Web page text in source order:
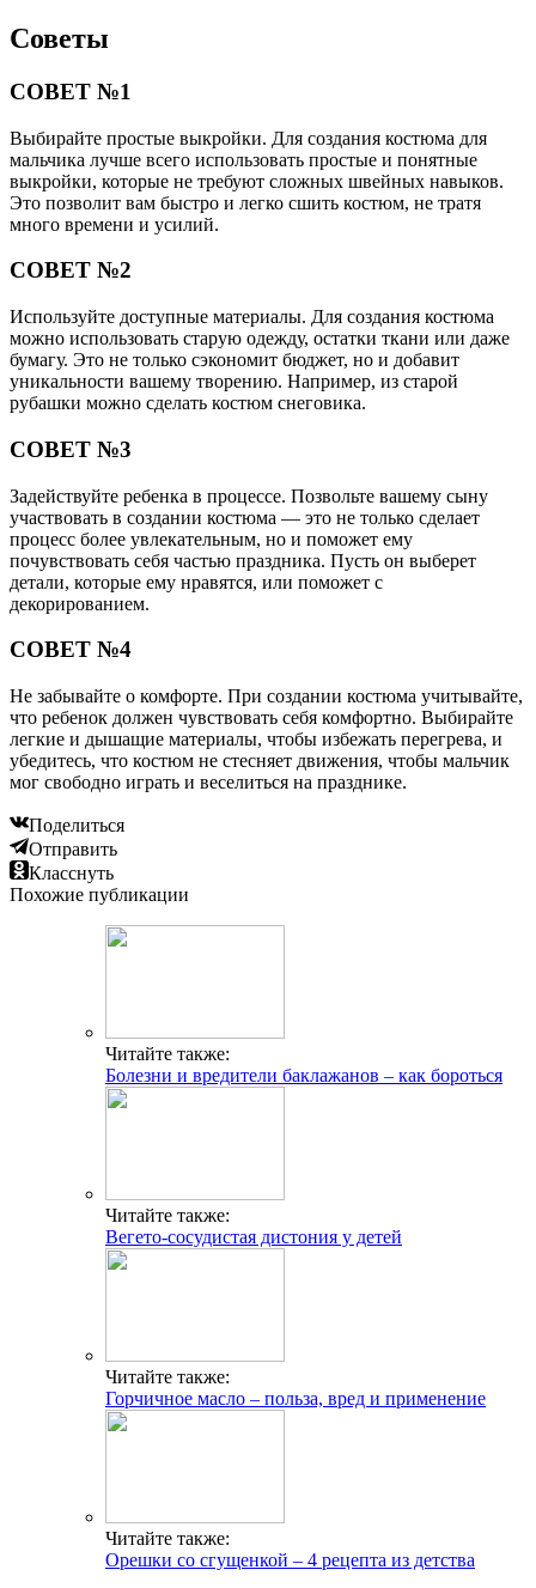
Советы
СОВЕТ №1
Выбирайте простые выкройки. Для создания костюма для
мальчика лучше всего использовать простые и понятные
выкройки, которые не требуют сложных швейных навыков.
Это позволит вам быстро и легко сшить костюм, не тратя
много времени и усилий.
СОВЕТ №2
Используйте доступные материалы. Для создания костюма
можно использовать старую одежду, остатки ткани или даже
бумагу. Это не только сэкономит бюджет, но и добавит
уникальности вашему творению. Например, из старой
рубашки можно сделать костюм снеговика.
СОВЕТ №3
Задействуйте ребенка в процессе. Позвольте вашему сыну
участвовать в создании костюма — это не только сделает
процесс более увлекательным, но и поможет ему
почувствовать себя частью праздника. Пусть он выберет
детали, которые ему нравятся, или поможет с
декорированием.
СОВЕТ №4
Не забывайте о комфорте. При создании костюма учитывайте,
что ребенок должен чувствовать себя комфортно. Выбирайте
легкие и дышащие материалы, чтобы избежать перегрева, и
убедитесь, что костюм не стесняет движения, чтобы мальчик
мог свободно играть и веселиться на празднике.
Поделиться
Отправить
Класснуть
Похожие публикации
Читайте также:
Болезни и вредители баклажанов – как бороться
Читайте также:
Вегето-сосудистая дистония у детей
Читайте также:
Горчичное масло – польза, вред и применение
Читайте также:
Орешки со сгущенкой – 4 рецепта из детства